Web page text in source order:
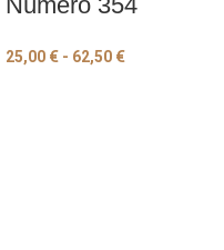
25,00 € - 62,50 €